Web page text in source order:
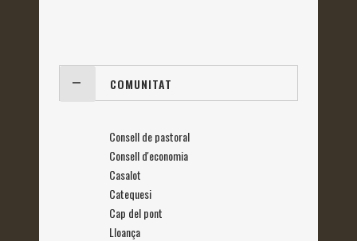
COMUNITAT
Consell de pastoral
Consell d'economia
Casalot
Catequesi
Cap del pont
Lloança